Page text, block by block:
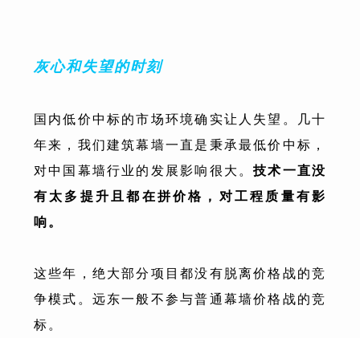
灰心和失望的时刻
国内低价中标的市场环境确实让人失望。几十
年来，我们建筑幕墙一直是秉承最低价中标，
对中国幕墙行业的发展影响很大。技术一直没
有太多提升且都在拼价格，对工程质量有影
响。
这些年，绝大部分项目都没有脱离价格战的竞
争模式。远东一般不参与普通幕墙价格战的竞
标。